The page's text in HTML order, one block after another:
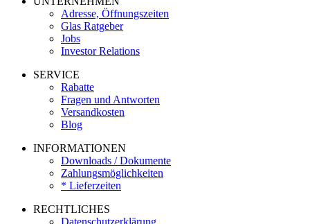
Adresse, Öffnungszeiten
Glas Ratgeber
Jobs
Investor Relations
SERVICE
Rabatte
Fragen und Antworten
Versandkosten
Blog
INFORMATIONEN
Downloads / Dokumente
Zahlungsmöglichkeiten
* Lieferzeiten
RECHTLICHES